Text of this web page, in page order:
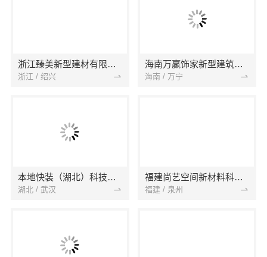
浙江臻美新型建材有限公司
浙江 / 绍兴
海南万赢饰家新型建筑材料有限公司
海南 / 万宁
本地快装（湖北）科技有限公司
湖北 / 武汉
福建尚艺空间新材料科技有限公司
福建 / 泉州